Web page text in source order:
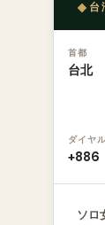
台
首都
台北
ダイヤ
+886
ソロ